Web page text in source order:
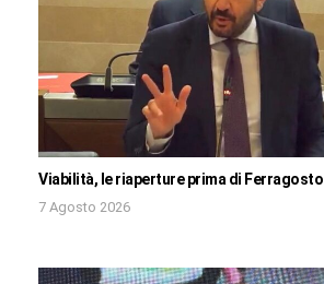
Viabilità, le riaperture prima di Ferragosto
7 Agosto 2026